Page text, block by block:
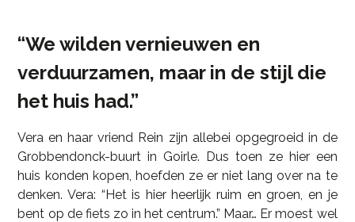
“We wilden vernieuwen en
verduurzamen, maar in de stijl die
het huis had.”
Vera en haar vriend Rein zijn allebei opgegroeid in de
Grobbendonck-buurt in Goirle. Dus toen ze hier een
huis konden kopen, hoefden ze er niet lang over na te
denken. Vera: “Het is hier heerlijk ruim en groen, en je
bent op de fiets zo in het centrum.” Maar… Er moest wel